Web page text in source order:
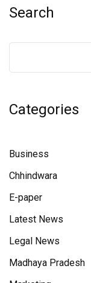
Search
Categories
Business
Chhindwara
E-paper
Latest News
Legal News
Madhaya Pradesh